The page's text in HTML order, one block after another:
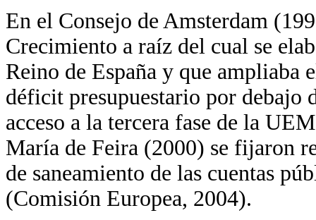
En el Consejo de Amsterdam
Crecimiento a raíz del cual se
Reino de España y que ampliaba
déficit presupuestario por debajo
acceso a la tercera fase de la
María de Feira (2000) se fijaron
de saneamiento de las cuentas
(Comisión Europea, 2004).